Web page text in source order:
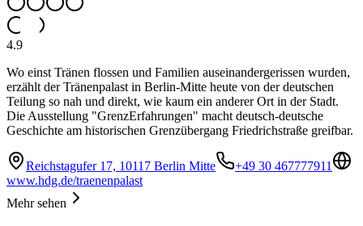
4.9
Wo einst Tränen flossen und Familien auseinandergerissen wurden,
erzählt der Tränenpalast in Berlin-Mitte heute von der deutschen
Teilung so nah und direkt, wie kaum ein anderer Ort in der Stadt.
Die Ausstellung "GrenzErfahrungen" macht deutsch-deutsche
Geschichte am historischen Grenzübergang Friedrichstraße greifbar.
Reichstagufer 17, 10117 Berlin Mitte
+49 30 467777911
www.hdg.de/traenenpalast
Mehr sehen